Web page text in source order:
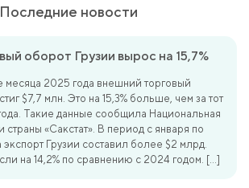
Последние новости
оборот Грузии вырос на 15,7%
месяца 2025 года внешний торговый
$7,7 млн. Это на 15,3% больше, чем за тот
Такие данные сообщила Национальная
страны «Сакстат». В период с января по
Грузии составил более $2 млрд.
на 14,2% по сравнению с 2024 годом. […]